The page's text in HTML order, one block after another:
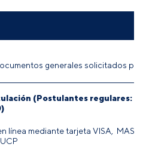
generales solicitados
(Postulantes regulares:
línea mediante tarjeta VISA,